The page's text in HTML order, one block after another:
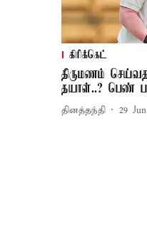
கிரிக்கெட்
திருமணம்
தயாள்..? பெண்
தினத்தந்தி 29